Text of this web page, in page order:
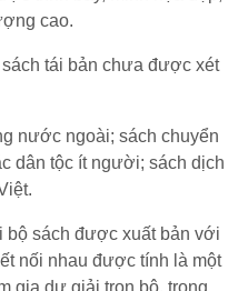
cao.
tái bản chưa được xét
nước ngoài; sách chuyển
dân tộc ít người; sách dịch
bộ sách được xuất bản với
nối nhau được tính là một
gia dự giải trọn bộ, trong